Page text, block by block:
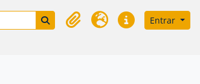
Search in browse page
Área de transferência
Idioma Ligações rápidas
Entrar